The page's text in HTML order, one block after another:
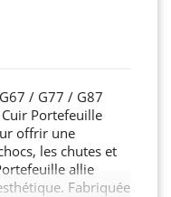
/ G77 / G87
Portefeuille
offrir une
les chutes et
allie
Fabriquée